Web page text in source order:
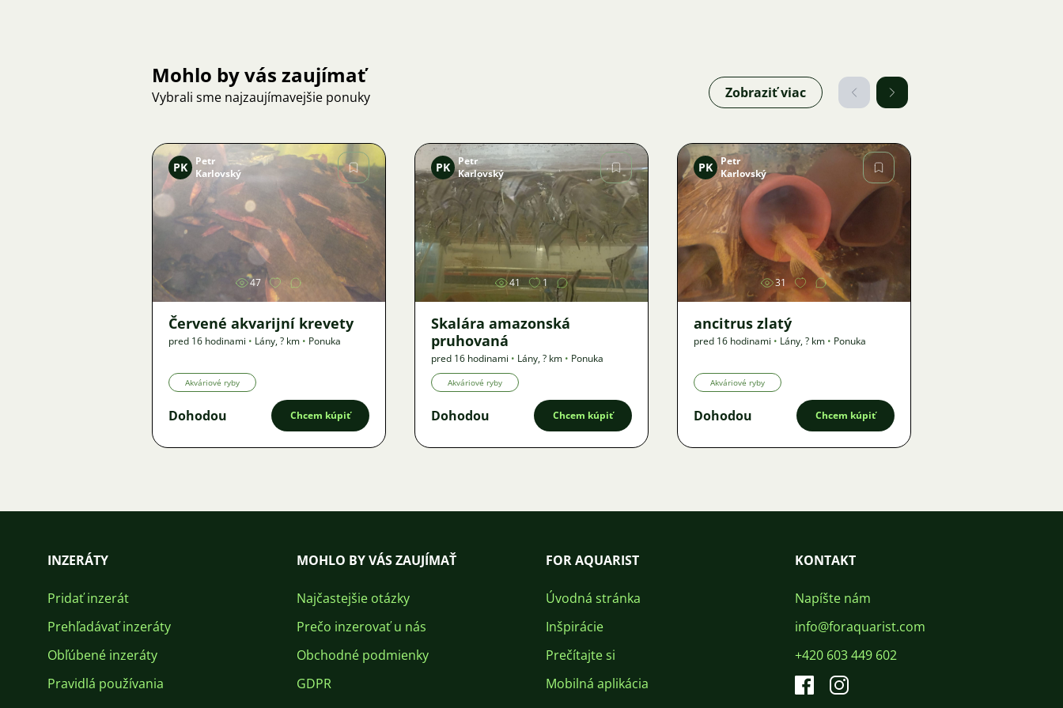
Mohlo by vás zaujímať
Vybrali sme najzaujímavejšie ponuky Zobraziť viac
Obrázok
PK
Petr
Karlovský
47
Červené akvarijní krevety
pred 16 hodinami • Lány,? km • Ponuka
Akváriové ryby
Dohodou Chcem kúpiť
Obrázok
PK
Petr
Karlovský
41 1
Skalára amazonská
pruhovaná
pred 16 hodinami • Lány,? km • Ponuka
Akváriové ryby
Dohodou Chcem kúpiť
Obrázok
PK
Petr
Karlovský
31
ancitrus zlatý
pred 16 hodinami • Lány,? km • Ponuka
Akváriové ryby
Dohodou Chcem kúpiť
INZERÁTY
Pridať inzerát
Prehľadávať inzeráty
Obľúbené inzeráty
Pravidlá používania
MOHLO BY VÁS ZAUJÍMAŤ
Najčastejšie otázky
Prečo inzerovať u nás
Obchodné podmienky
GDPR
FOR AQUARIST
Úvodná stránka
Inšpirácie
Prečítajte si
Mobilná aplikácia
KONTAKT
Napíšte nám
info@foraquarist.com
+420 603 449 602